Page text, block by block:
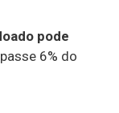
pode
6% do